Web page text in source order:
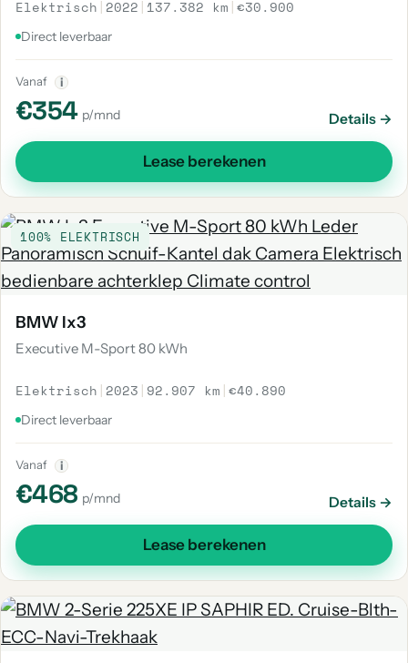
Elektrisch | 2022 | 137.382 km |€30.900
Direct leverbaar
Vanaf i
€354 p/mnd Details →
Lease berekenen
100% ELEKTRISCH
BMW Ix3
Executive M-Sport 80 kWh
Elektrisch | 2023 | 92.907 km |€40.890
Direct leverbaar
Vanaf i
€468 p/mnd Details →
Lease berekenen